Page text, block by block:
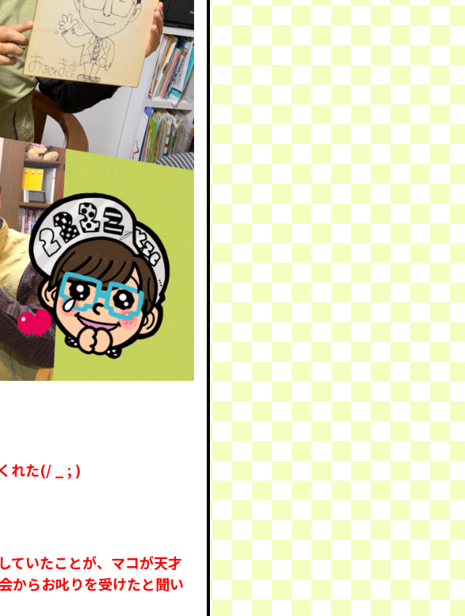
れた(/ _ ; )
ていたことが、マコが天才
からお叱りを受けたと聞い